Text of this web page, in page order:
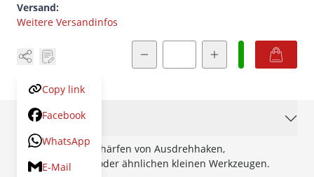
Versand:
Weitere Versandinfos
Copy link
Facebook
WhatsApp
E-Mail
Beschreibung
Ideal zum Nachschärfen von Ausdrehhaken,
Glockenmessern oder ähnlichen kleinen Werkzeugen.